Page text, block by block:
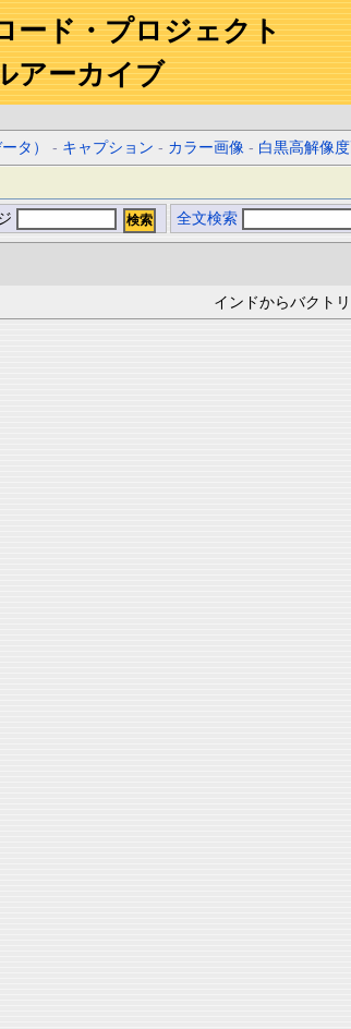
ード・プロジェクト
アーカイブ
タ） - キャプション - カラー画像 - 白黒高解像
全文検索
インドからバクト